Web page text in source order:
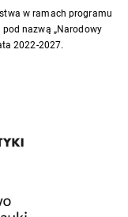
w ramach programu
nazwą „Narodowy
2022-2027.